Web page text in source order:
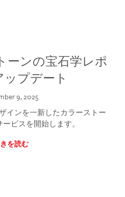
ーンの宝石学レポ
プデート
9, 2025
インを一新したカラーストー
ビスを開始します。
を読む